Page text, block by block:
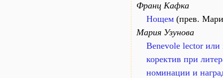
Франц Кафка
Нощем (прев.
Мария Узунова
Benevole lector или
коректив при
номинации и